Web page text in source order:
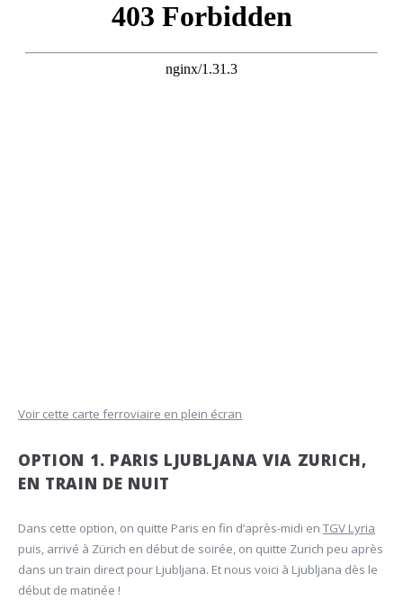
Voir cette carte ferroviaire en plein écran
OPTION 1. PARIS LJUBLJANA VIA ZURICH,
EN TRAIN DE NUIT
Dans cette option, on quitte Paris en fin d’après-midi en TGV Lyria
puis, arrivé à Zürich en début de soirée, on quitte Zurich peu après
dans un train direct pour Ljubljana. Et nous voici à Ljubljana dès le
début de matinée !